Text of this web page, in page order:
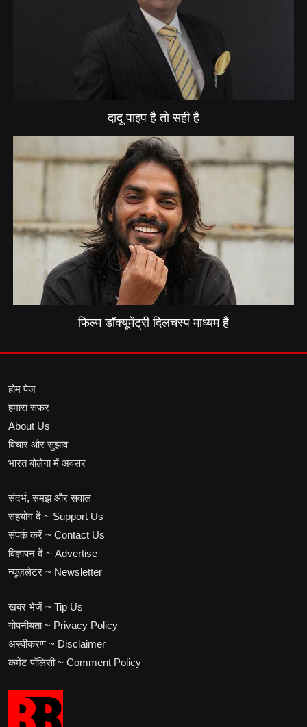
दादू पाइप है तो सही है
फिल्म डॉक्यूमेंट्री दिलचस्प माध्यम है
होम पेज
हमारा सफर
About Us
विचार और सुझाव
भारत बोलेगा में अवसर
संदर्भ, समझ और सवाल
सहयोग दें ~ Support Us
संपर्क करें ~ Contact Us
विज्ञापन दें ~ Advertise
न्यूज़लेटर ~ Newsletter
खबर भेजें ~ Tip Us
गोपनीयता ~ Privacy Policy
अस्वीकरण ~ Disclaimer
कमेंट पॉलिसी ~ Comment Policy